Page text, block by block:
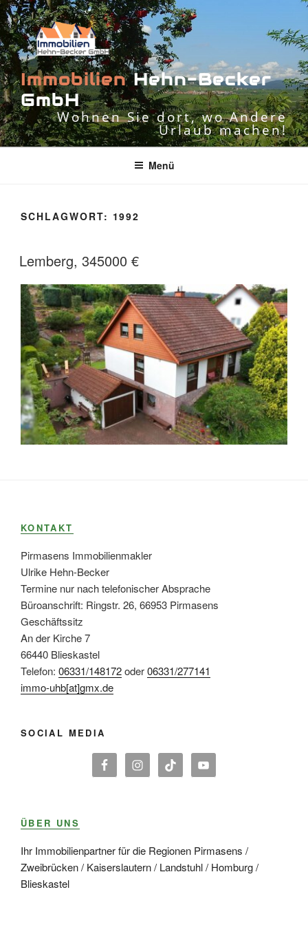
Zum
Inhalt
springen
Immobilien Hehn-Becker
GmbH
Wohnen Sie dort, wo Andere
Urlaub machen!
Menü
SCHLAGWORT: 1992
Lemberg, 345000 €
KONTAKT
Pirmasens Immobilienmakler
Ulrike Hehn-Becker
Termine nur nach telefonischer Absprache
Büroanschrift: Ringstr. 26, 66953 Pirmasens
Geschäftssitz
An der Kirche 7
66440 Blieskastel
Telefon: 06331/148172oder06331/277141
immo-uhb[at]gmx.de
SOCIAL MEDIA
ÜBER UNS
Ihr Immobilienpartner für die Regionen Pirmasens /
Zweibrücken / Kaiserslautern / Landstuhl / Homburg /
Blieskastel